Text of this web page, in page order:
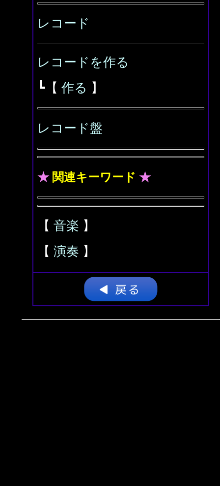
レコード
レコードを作る
┗【 作る 】
レコード盤
★ 関連キーワード ★
【 音楽 】
【 演奏 】